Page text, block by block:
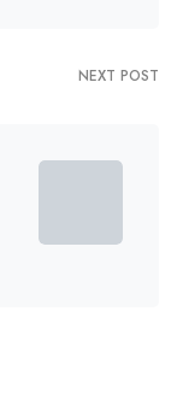
NEXT POST